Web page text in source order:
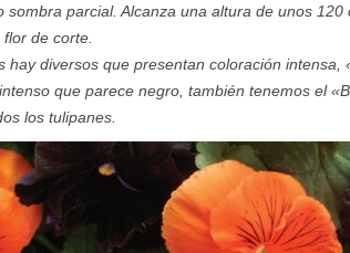
sombra parcial. Alcanza una altura de unos
de corte.
hay diversos que presentan coloración intensa,
que parece negro, también tenemos el
los tulipanes.